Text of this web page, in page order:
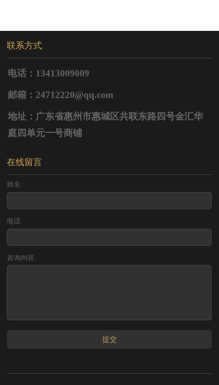
联系方式
电话：13413009009
邮箱：24712220@qq.com
地址：广东省惠州市惠城区共联东路四号金汇华
庭四单元一号商铺
在线留言
姓名:
电话:
咨询内容:
提交